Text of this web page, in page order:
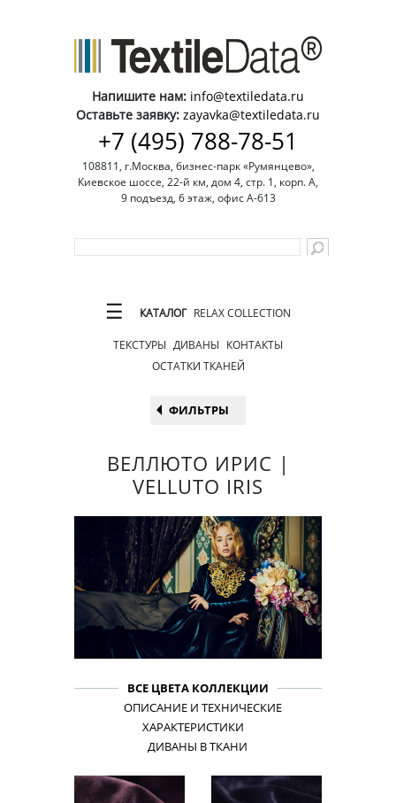
Напишите нам: info@textiledata.ru
Оставьте заявку: zayavka@textiledata.ru
+7 (495) 788-78-51
108811, г.Москва, бизнес-парк «Румянцево»,
Киевское шоссе, 22-й км, дом 4, стр. 1, корп. А,
9 подъезд, 6 этаж, офис А-613
☰ КАТАЛОГ RELAX COLLECTION
ТЕКСТУРЫ ДИВАНЫ КОНТАКТЫ
ОСТАТКИ ТКАНЕЙ
ФИЛЬТРЫ
ВЕЛЛЮТО ИРИС |
VELLUTO IRIS
ВСЕ ЦВЕТА КОЛЛЕКЦИИ
ОПИСАНИЕ И ТЕХНИЧЕСКИЕ
ХАРАКТЕРИСТИКИ
ДИВАНЫ В ТКАНИ